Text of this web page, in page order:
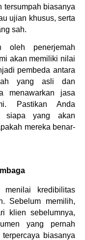
tersumpah biasanya
ujian khusus, serta
sah.
oleh penerjemah
akan memiliki nilai
pembeda antara
yang asli dan
menawarkan jasa
Pastikan Anda
siapa yang akan
mereka benar-
kredibilitas
Sebelum memilih,
klien sebelumnya,
yang pernah
biasanya